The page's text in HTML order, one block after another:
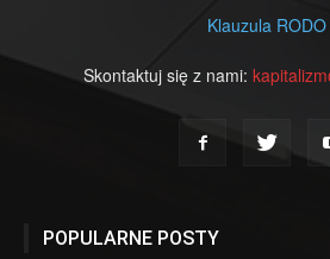
Klauzula RODO
Skontaktuj się z nami:
POPULARNE POSTY